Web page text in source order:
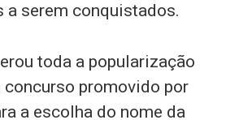
serem conquistados.
toda a popularização
promovido por
a escolha do nome da